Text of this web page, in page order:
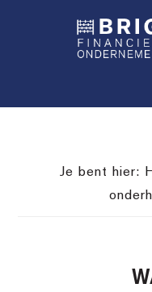
inhoud
Je bent hier: